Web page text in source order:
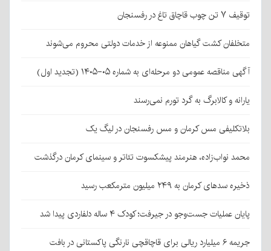
توقیف ۷ تن چوب قاچاق تاغ در رفسنجان
متخلفان کشت گیاهان ممنوعه از خدمات دولتی محروم می‌شوند
آگهی مناقصه عمومی دو مرحله‌ای به شماره ۰۵-۱۴۰۵ (تجدید اول)
یارانه و کالابرگ به گرد تورم نمی‌رسند
بلاتکلیفی مس کرمان و مس رفسنجان در لیگ یک
محمد نواب‌زاده، هنرمند پیشکسوت تئاتر و سینمای کرمان درگذشت
ذخیره سدهای کرمان به ۲۴۹ میلیون مترمکعب رسید
پایان عملیات جست‌وجو در جیرفت؛ کودک ۴ ساله دلفاردی پیدا شد
جریمه ۶ میلیارد ریالی برای قاچاقچی نارنگی پاکستانی در بافت